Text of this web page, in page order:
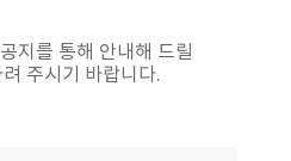
지를 통해 안내해 드릴
주시기 바랍니다.